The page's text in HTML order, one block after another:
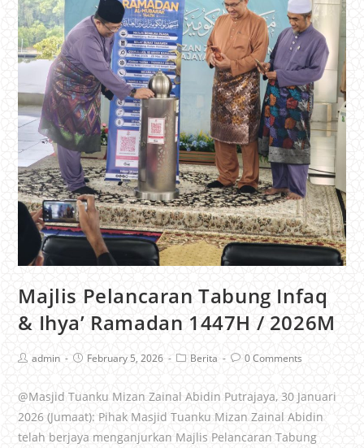
Majlis Pelancaran Tabung Infaq
& Ihya’ Ramadan 1447H / 2026M
admin February 5, 2026 Berita 0 Comments
@Masjid Tuanku Mizan Zainal Abidin Putrajaya, 30 Januari
2026 (Jumaat): Pihak Masjid Tuanku Mizan Zainal Abidin
telah berjaya menganjurkan Majlis Pelancaran Tabung